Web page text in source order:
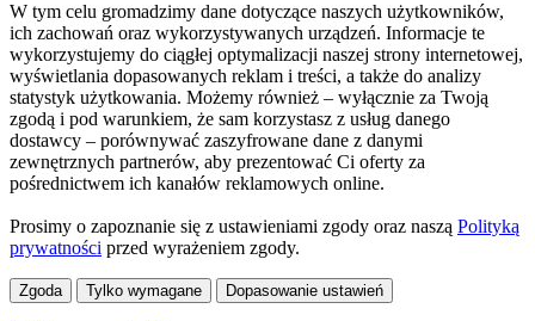
W tym celu gromadzimy dane dotyczące naszych użytkowników,
ich zachowań oraz wykorzystywanych urządzeń. Informacje te
wykorzystujemy do ciągłej optymalizacji naszej strony internetowej,
wyświetlania dopasowanych reklam i treści, a także do analizy
statystyk użytkowania. Możemy również – wyłącznie za Twoją
zgodą i pod warunkiem, że sam korzystasz z usług danego
dostawcy – porównywać zaszyfrowane dane z danymi
zewnętrznych partnerów, aby prezentować Ci oferty za
pośrednictwem ich kanałów reklamowych online.
Prosimy o zapoznanie się z ustawieniami zgody oraz naszą Polityką
prywatności przed wyrażeniem zgody.
Zgoda Tylko wymagane Dopasowanie ustawień